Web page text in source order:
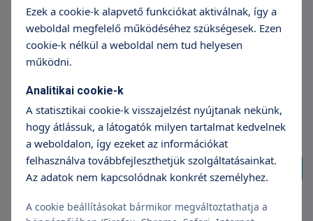
Gasztroenterológus szakorvos Budaörs
Diabetológus szakorvos Budaörs
További találat
Ezek a cookie-k alapvető funkciókat aktiválnak, így a
weboldal megfelelő működéséhez szükségesek. Ezen
cookie-k nélkül a weboldal nem tud helyesen
működni.
Analitikai cookie-k
A statisztikai cookie-k visszajelzést nyújtanak nekünk,
hogy átlássuk, a látogatók milyen tartalmat kedvelnek
a weboldalon, így ezeket az információkat
felhasználva továbbfejleszthetjük szolgáltatásainkat.
Az adatok nem kapcsolódnak konkrét személyhez.
A cookie beállításokat bármikor megváltoztathatja a